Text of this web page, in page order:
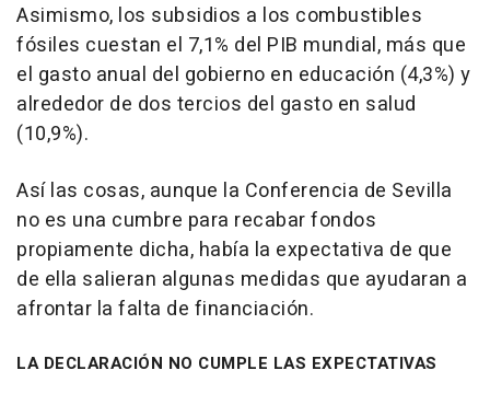
Asimismo, los subsidios a los combustibles
fósiles cuestan el 7,1% del PIB mundial, más que
el gasto anual del gobierno en educación (4,3%) y
alrededor de dos tercios del gasto en salud
(10,9%).
Así las cosas, aunque la Conferencia de Sevilla
no es una cumbre para recabar fondos
propiamente dicha, había la expectativa de que
de ella salieran algunas medidas que ayudaran a
afrontar la falta de financiación.
LA DECLARACIÓN NO CUMPLE LAS EXPECTATIVAS